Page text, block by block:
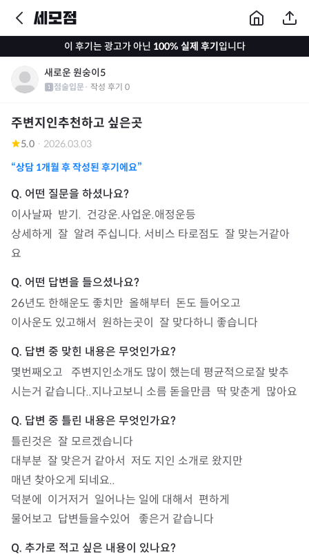
이 후기는 광고가 아닌 100% 실제 후기입니다
새로운 원숭이5
점술입문· 작성 후기 0
주변지인추천하고 싶은곳
5.0 · 2026.03.03
“상담 1개월 후 작성된 후기에요”
이사날짜  받기.  건강운.사업운.애정운등
상세하게  잘  알려 주십니다. 서비스 타로점도  잘 맞는거같아
요
26년도 한해운도 좋치만  올해부터  돈도 들어오고
이사운도 있고해서  원하는곳이  잘 맞다하니 좋습니다
몇번째오고   주변지인소개도 많이 했는데 평균적으로잘 밪추
시는거 같습니다..지나고보니 소름 돋을만큼  딱 맞춘게  많아요
틀린것은  잘 모르겠습니다
대부분  잘 맞은거 같아서  저도 지인 소개로 왔지만
매년 찾아오게 되네요..
덕분에  이거저거  일어나는 일에 대해서  편하게
물어보고  답변들을수있어   좋은거 같습니다